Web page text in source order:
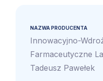
NAZWA PRODUCENTA
Innowacyjno-
Farmaceutyczne
Tadeusz Pawełek